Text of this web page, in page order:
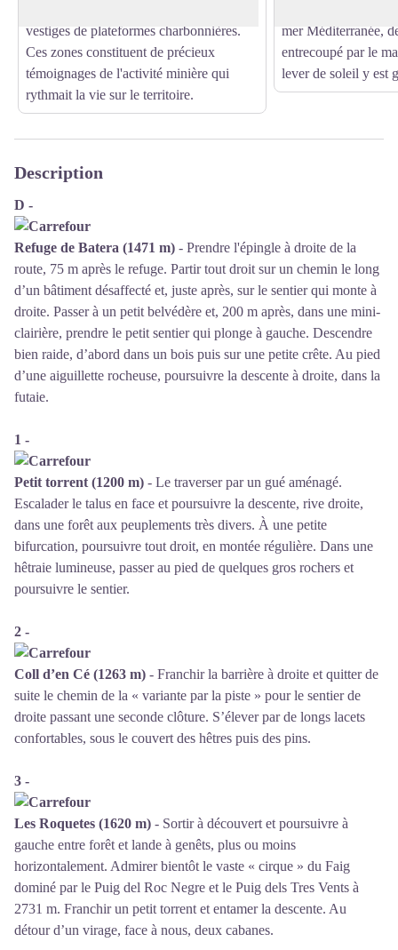
vestiges de plateformes charbonnières.
Ces zones constituent de précieux
témoignages de l'activité minière qui
rythmait la vie sur le territoire.
mer Méditerranée,
entrecoupé par le
lever de soleil y est
Description
D -
Refuge de Batera (1471 m) - Prendre l'épingle à droite de la
route, 75 m après le refuge. Partir tout droit sur un chemin le long
d’un bâtiment désaffecté et, juste après, sur le sentier qui monte à
droite. Passer à un petit belvédère et, 200 m après, dans une mini-
clairière, prendre le petit sentier qui plonge à gauche. Descendre
bien raide, d’abord dans un bois puis sur une petite crête. Au pied
d’une aiguillette rocheuse, poursuivre la descente à droite, dans la
futaie.
1 -
Petit torrent (1200 m) - Le traverser par un gué aménagé.
Escalader le talus en face et poursuivre la descente, rive droite,
dans une forêt aux peuplements très divers. À une petite
bifurcation, poursuivre tout droit, en montée régulière. Dans une
hêtraie lumineuse, passer au pied de quelques gros rochers et
poursuivre le sentier.
2 -
Coll d’en Cé (1263 m) - Franchir la barrière à droite et quitter de
suite le chemin de la « variante par la piste » pour le sentier de
droite passant une seconde clôture. S’élever par de longs lacets
confortables, sous le couvert des hêtres puis des pins.
3 -
Les Roquetes (1620 m) - Sortir à découvert et poursuivre à
gauche entre forêt et lande à genêts, plus ou moins
horizontalement. Admirer bientôt le vaste « cirque » du Faig
dominé par le Puig del Roc Negre et le Puig dels Tres Vents à
2731 m. Franchir un petit torrent et entamer la descente. Au
détour d’un virage, face à nous, deux cabanes.